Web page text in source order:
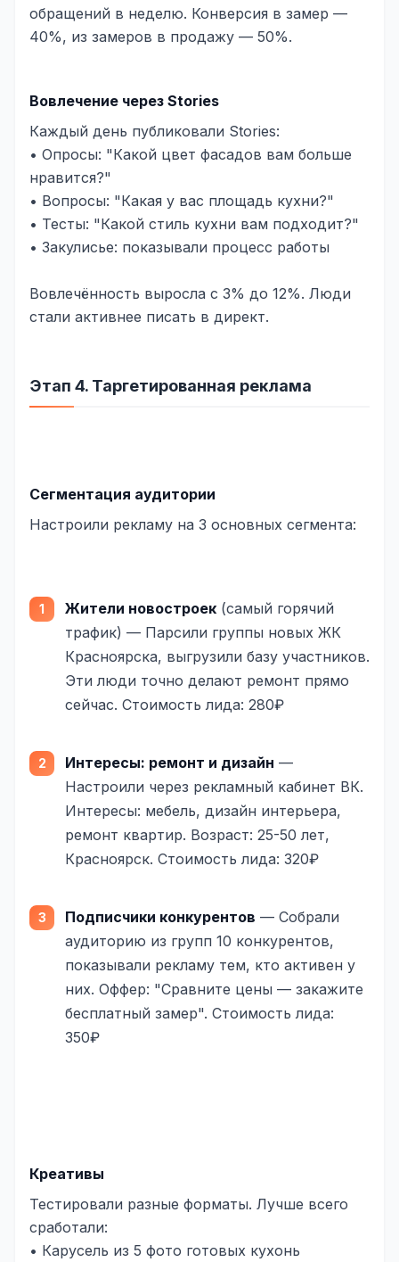
обращений в неделю. Конверсия в замер —
40%, из замеров в продажу — 50%.
Вовлечение через Stories
Каждый день публиковали Stories:
• Опросы: "Какой цвет фасадов вам больше
нравится?"
• Вопросы: "Какая у вас площадь кухни?"
• Тесты: "Какой стиль кухни вам подходит?"
• Закулисье: показывали процесс работы
Вовлечённость выросла с 3% до 12%. Люди
стали активнее писать в директ.
Этап 4. Таргетированная реклама
Сегментация аудитории
Настроили рекламу на 3 основных сегмента:
Жители новостроек (самый горячий
трафик) — Парсили группы новых ЖК
Красноярска, выгрузили базу участников.
Эти люди точно делают ремонт прямо
сейчас. Стоимость лида: 280₽
Интересы: ремонт и дизайн —
Настроили через рекламный кабинет ВК.
Интересы: мебель, дизайн интерьера,
ремонт квартир. Возраст: 25-50 лет,
Красноярск. Стоимость лида: 320₽
Подписчики конкурентов — Собрали
аудиторию из групп 10 конкурентов,
показывали рекламу тем, кто активен у
них. Оффер: "Сравните цены — закажите
бесплатный замер". Стоимость лида:
350₽
Креативы
Тестировали разные форматы. Лучше всего
сработали:
• Карусель из 5 фото готовых кухонь